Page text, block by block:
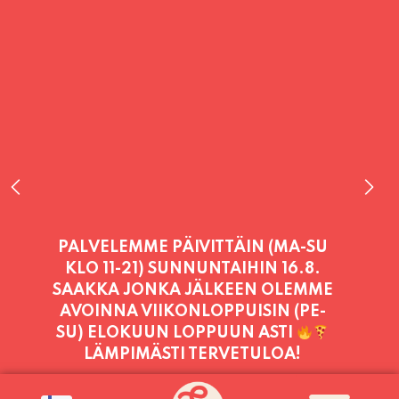
PALVELEMME PÄIVITTÄIN (MA-SU
KLO 11-21) SUNNUNTAIHIN 16.8.
SAAKKA JONKA JÄLKEEN OLEMME
AVOINNA VIIKONLOPPUISIN (PE-
SU) ELOKUUN LOPPUUN ASTI
LÄMPIMÄSTI TERVETULOA!
PALVELEMME TÄNÄÄN: